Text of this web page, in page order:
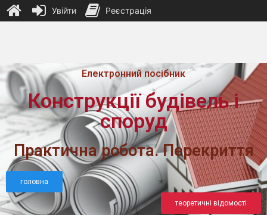
Електронний посібник
Конструкції будівель і
споруд
Практична робота. Перекриття
головна
теоретичні відомості
Увійти Реєстрація